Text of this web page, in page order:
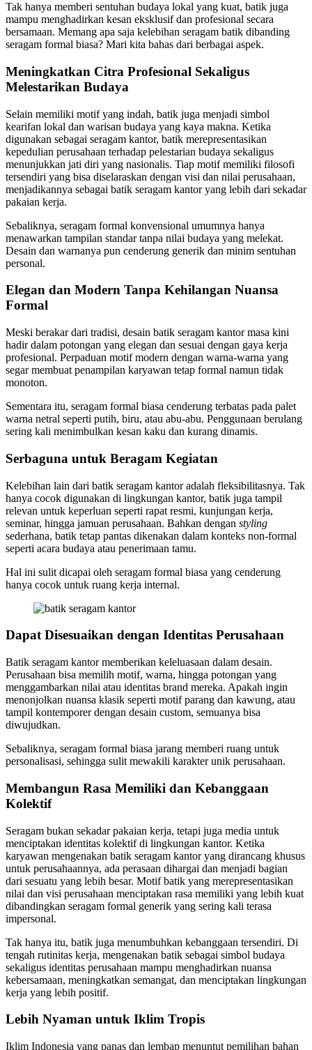
Tak hanya memberi sentuhan budaya lokal yang kuat, batik juga
mampu menghadirkan kesan eksklusif dan profesional secara
bersamaan. Memang apa saja kelebihan seragam batik dibanding
seragam formal biasa? Mari kita bahas dari berbagai aspek.
Meningkatkan Citra Profesional Sekaligus
Melestarikan Budaya
Selain memiliki motif yang indah, batik juga menjadi simbol
kearifan lokal dan warisan budaya yang kaya makna. Ketika
digunakan sebagai seragam kantor, batik merepresentasikan
kepedulian perusahaan terhadap pelestarian budaya sekaligus
menunjukkan jati diri yang nasionalis. Tiap motif memiliki filosofi
tersendiri yang bisa diselaraskan dengan visi dan nilai perusahaan,
menjadikannya sebagai batik seragam kantor yang lebih dari sekadar
pakaian kerja.
Sebaliknya, seragam formal konvensional umumnya hanya
menawarkan tampilan standar tanpa nilai budaya yang melekat.
Desain dan warnanya pun cenderung generik dan minim sentuhan
personal.
Elegan dan Modern Tanpa Kehilangan Nuansa
Formal
Meski berakar dari tradisi, desain batik seragam kantor masa kini
hadir dalam potongan yang elegan dan sesuai dengan gaya kerja
profesional. Perpaduan motif modern dengan warna-warna yang
segar membuat penampilan karyawan tetap formal namun tidak
monoton.
Sementara itu, seragam formal biasa cenderung terbatas pada palet
warna netral seperti putih, biru, atau abu-abu. Penggunaan berulang
sering kali menimbulkan kesan kaku dan kurang dinamis.
Serbaguna untuk Beragam Kegiatan
Kelebihan lain dari batik seragam kantor adalah fleksibilitasnya. Tak
hanya cocok digunakan di lingkungan kantor, batik juga tampil
relevan untuk keperluan seperti rapat resmi, kunjungan kerja,
seminar, hingga jamuan perusahaan. Bahkan dengan styling
sederhana, batik tetap pantas dikenakan dalam konteks non-formal
seperti acara budaya atau penerimaan tamu.
Hal ini sulit dicapai oleh seragam formal biasa yang cenderung
hanya cocok untuk ruang kerja internal.
Dapat Disesuaikan dengan Identitas Perusahaan
Batik seragam kantor memberikan keleluasaan dalam desain.
Perusahaan bisa memilih motif, warna, hingga potongan yang
menggambarkan nilai atau identitas brand mereka. Apakah ingin
menonjolkan nuansa klasik seperti motif parang dan kawung, atau
tampil kontemporer dengan desain custom, semuanya bisa
diwujudkan.
Sebaliknya, seragam formal biasa jarang memberi ruang untuk
personalisasi, sehingga sulit mewakili karakter unik perusahaan.
Membangun Rasa Memiliki dan Kebanggaan
Kolektif
Seragam bukan sekadar pakaian kerja, tetapi juga media untuk
menciptakan identitas kolektif di lingkungan kantor. Ketika
karyawan mengenakan batik seragam kantor yang dirancang khusus
untuk perusahaannya, ada perasaan dihargai dan menjadi bagian
dari sesuatu yang lebih besar. Motif batik yang merepresentasikan
nilai dan visi perusahaan menciptakan rasa memiliki yang lebih kuat
dibandingkan seragam formal generik yang sering kali terasa
impersonal.
Tak hanya itu, batik juga menumbuhkan kebanggaan tersendiri. Di
tengah rutinitas kerja, mengenakan batik sebagai simbol budaya
sekaligus identitas perusahaan mampu menghadirkan nuansa
kebersamaan, meningkatkan semangat, dan menciptakan lingkungan
kerja yang lebih positif.
Lebih Nyaman untuk Iklim Tropis
Iklim Indonesia yang panas dan lembap menuntut pemilihan bahan